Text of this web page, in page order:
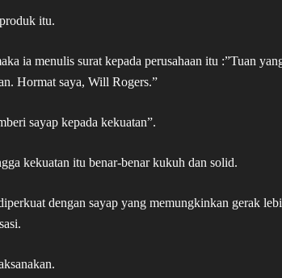
itu.
ia menulis surat kepada perusahaan itu :”Tuan
Hormat saya, Will Rogers.”
sayap kepada kekuatan”.
kekuatan itu benar-benar kukuh dan solid.
dengan sayap yang memungkinkan gerak